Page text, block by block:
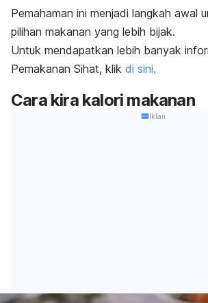
Pemahaman ini menjadi langkah awal
pilihan makanan yang lebih bijak.
Untuk mendapatkan lebih banyak
Pemakanan Sihat, klik di sini.
Cara kira kalori makanan
Iklan